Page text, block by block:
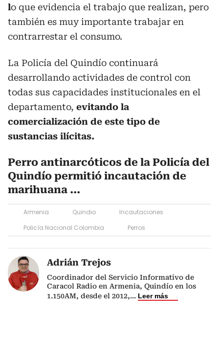
lo que evidencia el trabajo que realizan, pero
también es muy importante trabajar en
contrarrestar el consumo.
La Policía del Quindío continuará
desarrollando actividades de control con
todas sus capacidades institucionales en el
departamento, evitando la
comercialización de este tipo de
sustancias ilícitas.
Perro antinarcóticos de la Policía del
Quindío permitió incautación de
marihuana ...
Armenia Quindio
Incautaciones
Policía Nacional Colombia
Perros
Adrián Trejos
Coordinador del Servicio Informativo de
Caracol Radio en Armenia, Quindío en los
1.150AM, desde el 2012,... Leer más